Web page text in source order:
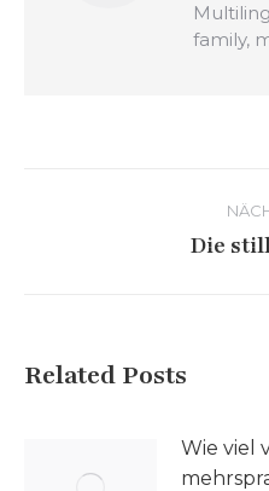
family,
Die
Related Posts
Wie viel